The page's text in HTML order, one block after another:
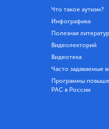
Что такое аутизм?
Инфографика
Полезная
Видеолекторий
Видеотека
Часто задаваемые
Программы
РАС в России